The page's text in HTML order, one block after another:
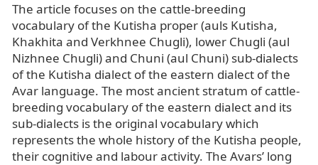
The article focuses on the cattle-breeding
vocabulary of the Kutisha proper (auls Kutisha,
Khakhita and Verkhnee Chugli), lower Chugli (aul
Nizhnee Chugli) and Chuni (aul Chuni) sub-dialects
of the Kutisha dialect of the eastern dialect of the
Avar language. The most ancient stratum of cattle-
breeding vocabulary of the eastern dialect and its
sub-dialects is the original vocabulary which
represents the whole history of the Kutisha people,
their cognitive and labour activity. The Avars’ long